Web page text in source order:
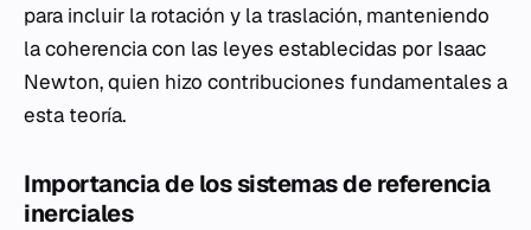
para incluir la rotación y la traslación, manteniendo
la coherencia con las leyes establecidas por Isaac
Newton, quien hizo contribuciones fundamentales a
esta teoría.
Importancia de los sistemas de referencia
inerciales